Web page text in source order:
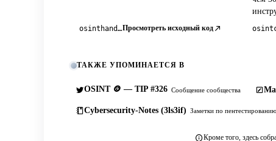
osinthandbook.comПросмотреть исходный код
ТАКЖЕ УПОМИНАЕТСЯ В
OSINT 🪙 — TIP #326 Сообщение сообщества
Cybersecurity-Notes (3ls3if) Заметки по пентестированию
Кроме того, здесь